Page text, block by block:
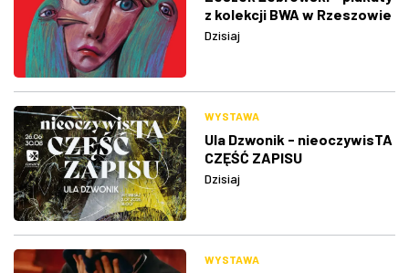
z kolekcji BWA w Rzeszowie
Dzisiaj
WYSTAWA
Ula Dzwonik - nieoczywisTA
CZĘŚĆ ZAPISU
Dzisiaj
WYSTAWA